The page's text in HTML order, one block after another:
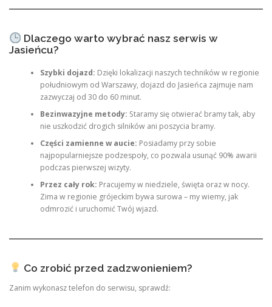
Dlaczego warto wybrać nasz serwis w
Jasieńcu?
Szybki dojazd: Dzięki lokalizacji naszych techników w regionie
południowym od Warszawy, dojazd do Jasieńca zajmuje nam
zazwyczaj od 30 do 60 minut.
Bezinwazyjne metody: Staramy się otwierać bramy tak, aby
nie uszkodzić drogich silników ani poszycia bramy.
Części zamienne w aucie: Posiadamy przy sobie
najpopularniejsze podzespoły, co pozwala usunąć 90% awarii
podczas pierwszej wizyty.
Przez cały rok: Pracujemy w niedziele, święta oraz w nocy.
Zima w regionie grójeckim bywa surowa – my wiemy, jak
odmrozić i uruchomić Twój wjazd.
Co zrobić przed zadzwonieniem?
Zanim wykonasz telefon do serwisu, sprawdź: